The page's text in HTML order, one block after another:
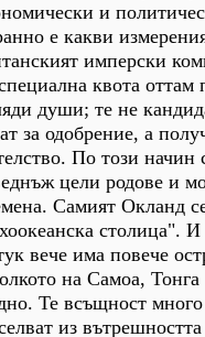
и
е какви
имперски
квота оттам
души; те не
за одобрение, а
По този начин
цели родове и
Самият Окланд
столица".
вече има повече
на Самоа,
Те всъщност
из